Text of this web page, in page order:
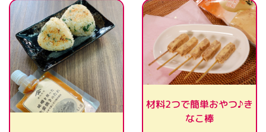
材料2つで簡単おやつ♪き
なこ棒